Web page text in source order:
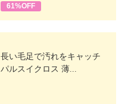
61%OFF
長い毛足で汚れをキャッチ
パルスイクロス 薄...